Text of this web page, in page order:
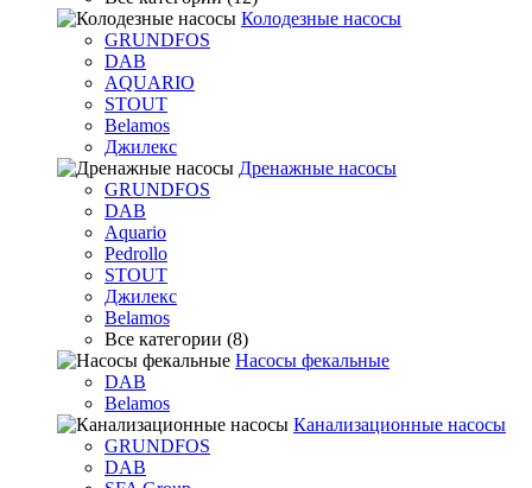
Колодезные насосы
GRUNDFOS
DAB
AQUARIO
STOUT
Belamos
Джилекс
Дренажные насосы
GRUNDFOS
DAB
Aquario
Pedrollo
STOUT
Джилекс
Belamos
Все категории (8)
Насосы фекальные
DAB
Belamos
Канализационные насосы
GRUNDFOS
DAB